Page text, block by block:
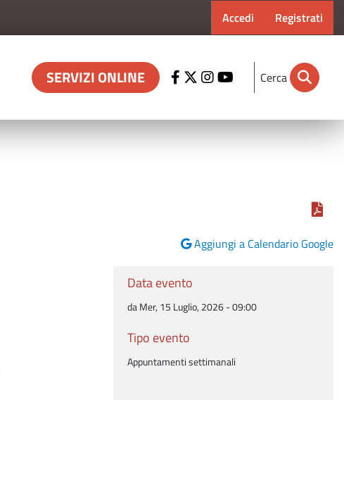
Menu profilo
Accedi Registrati
SERVIZI ONLINE Cerca
Aggiungi a Calendario Google
Data evento
da Mer, 15 Luglio, 2026 - 09:00
Tipo evento
Appuntamenti settimanali